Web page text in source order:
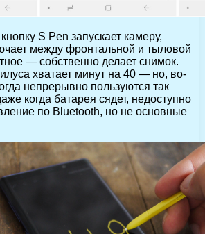
S Pen запускает камеру,
между фронтальной и тыловой
— собственно делает снимок.
хватает минут на 40 — но, во-
непрерывно пользуются так
когда батарея сядет, недоступно
по Bluetooth, но не основные